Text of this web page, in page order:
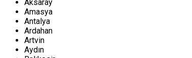
Aksaray
Amasya
Antalya
Ardahan
Artvin
Aydın